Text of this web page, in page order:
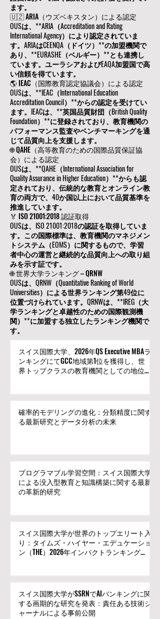
ます。
🇺🇿 ARIA（ウズベキスタン）による認定
OUSは、**ARIA（Accreditation and Rating
International Agency）により認定されていま
す。ARIAはCEENQA（ドイツ）**の加盟機関で
あり、**EURASHE（ベルギー）**とも連携し
ています。ユーラシアおよびEAQA加盟国で高
い信頼を得ています。
🌎 IEAC（国際教育認定協議会）による認定
OUSは、**IEAC（International Education
Accreditation Council）**からの認定を受けてい
ます。IEACは、**英国品質財団（British Quality
Foundation）**に登録されており、教育機関の
パフォーマンス監査やベンチマーキングを通
じて品質向上を支援します。
🌐 QAHE（高等教育のための国際品質保証協
会）による認定
OUSは、**QAHE（International Association for
Quality Assurance in Higher Education）**からも認
定されており、伝統的な教育とオンライン教
育の両方で、40か国以上において品質基準を
推進しています。
🏅 ISO 21001:2018 認証取得
OUSは、ISO 21001:2018の認証を取得していま
す。この国際標準は、教育機関のマネジメン
トシステム（EOMS）に関するもので、学習
者中心の運営と継続的な品質向上への取り組
みを示す証です。
🌐 世界大学ランキング – QRNW
OUSは、QRNW（Quantitative Ranking of World
Universities）による世界ランキング第49位に
位置づけられています。QRNWは、**IREG（大
学ランキングと卓越性のための国際観測機
関）**に加盟する独立したランキング機関で
す。
スイス国際大学、2026年QS Executive MBAラ
ンキングにてGCC地域第1位を獲得し、世
界トップクラスの教育機関としての地位を
確率的モデリングの進化：分類精度に関す
る最新研究とデータ分析の未来
プログラマブル学習空間：スイス国際大学
による没入型教育と知識構築に関する最新
の革新的研究
スイス国際大学が世界のトップエリート入
り：タイムズ・ハイヤー・エデュケーショ
ン（THE）2026年インパクトランキングの
スイス国際大学がSSRNでAIバンキングに関
する画期的な研究を発表：責任ある技術ジ
ャーナルによる事前公開